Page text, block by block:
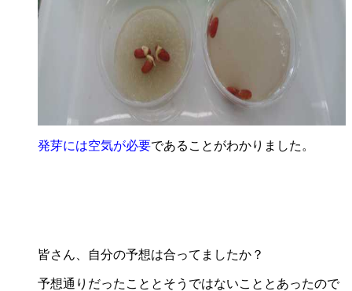
発芽には空気が必要であることがわかりました。
皆さん、自分の予想は合ってましたか？
予想通りだったこととそうではないこととあったので